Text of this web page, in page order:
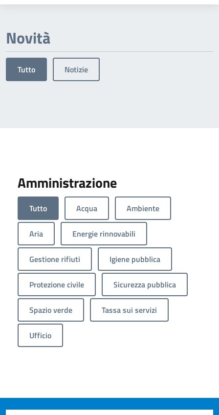
Novità
Tutto Notizie
Amministrazione
Tutto Acqua Ambiente
Aria Energie rinnovabili
Gestione rifiuti Igiene pubblica
Protezione civile Sicurezza pubblica
Spazio verde Tassa sui servizi
Ufficio